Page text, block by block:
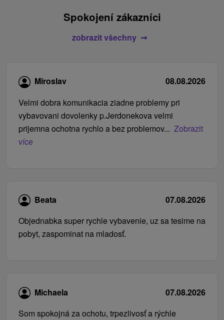
Spokojení zákazníci
zobrazit všechny
Miroslav
08.08.2026
Velmi dobra komunikacia ziadne problemy pri
vybavovani dovolenky p.Jerdonekova velmi
prijemna ochotna rychlo a bez problemov... Zobrazit
více
Beata
07.08.2026
Objednabka super rychle vybavenie, uz sa tesime na
pobyt, zaspominat na mladosť.
Michaela
07.08.2026
Som spokojná za ochotu, trpezlivosť a rýchle